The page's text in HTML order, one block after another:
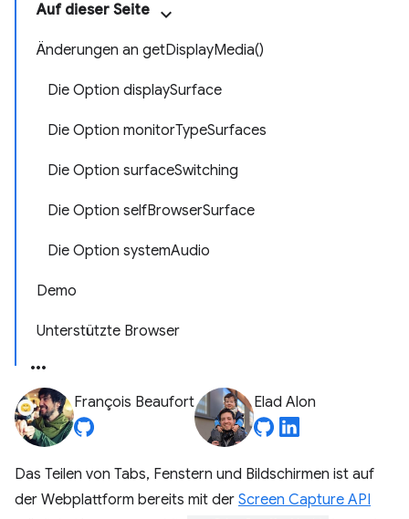
Auf dieser Seite
Änderungen an getDisplayMedia()
Die Option displaySurface
Die Option monitorTypeSurfaces
Die Option surfaceSwitching
Die Option selfBrowserSurface
Die Option systemAudio
Demo
Unterstützte Browser
François Beaufort Elad Alon
Das Teilen von Tabs, Fenstern und Bildschirmen ist auf
der Webplattform bereits mit der Screen Capture API